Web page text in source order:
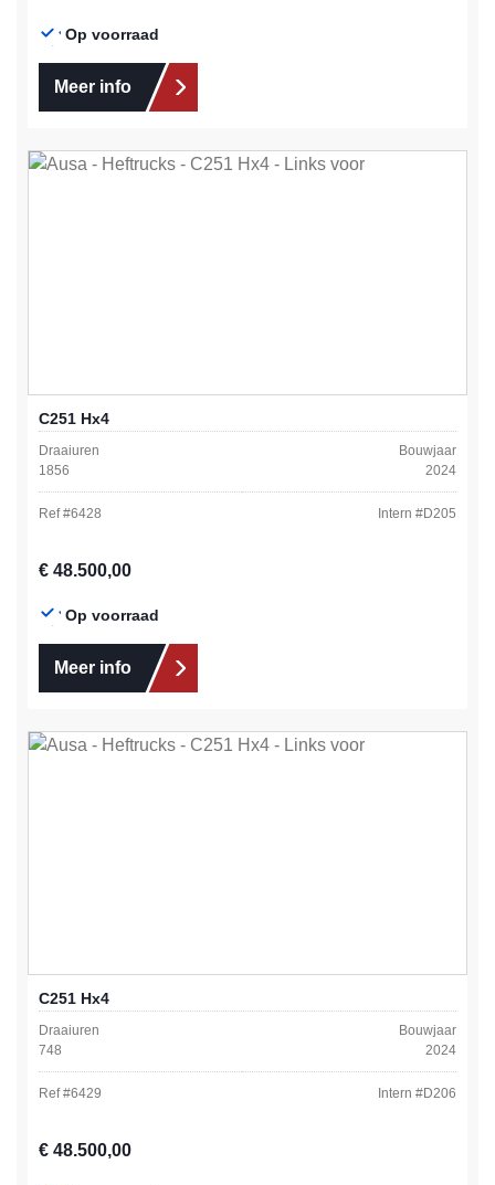
Op voorraad
Meer info
C251 Hx4
Draaiuren
1856
Bouwjaar
2024
Ref #6428 Intern #D205
Normale prijs:
€ 48.500,00
Op voorraad
Meer info
C251 Hx4
Draaiuren
748
Bouwjaar
2024
Ref #6429 Intern #D206
Normale prijs:
€ 48.500,00